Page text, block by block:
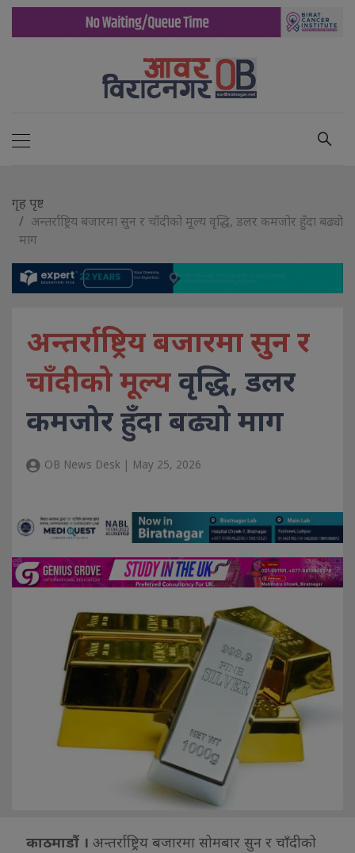
गृह पृष्ट
अन्तर्राष्ट्रिय बजारमा सुन र चाँदीको मूल्य वृद्धि, डलर कमजोर हुँदा बढ्यो
माग
अन्तर्राष्ट्रिय बजारमा सुन र
चाँदीको मूल्यवृद्धि, डलर
कमजोर हुँदा बढ्यो माग
OB News Desk | May 25, 2026
काठमाडौं । अन्तर्राष्ट्रिय बजारमा सोमबार सुन र चाँदीको